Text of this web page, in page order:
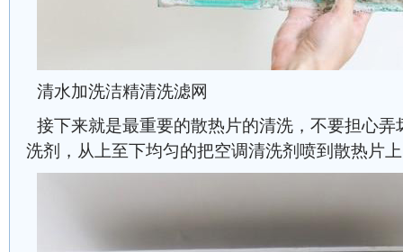
清水加洗洁精清洗滤网
接下来就是最重要的散热片的清洗，不要担心
洗剂，从上至下均匀的把空调清洗剂喷到散热片